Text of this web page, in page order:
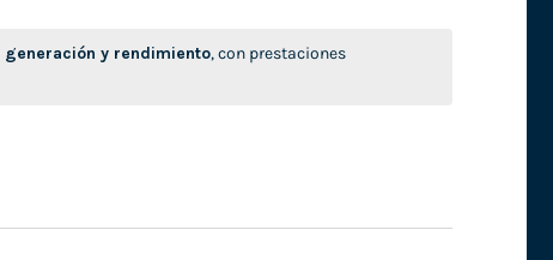
generación y rendimiento, con prestaciones